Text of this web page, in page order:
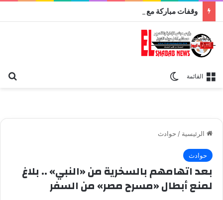
القائمة
الرئيسية / حوادث
حوادث
بعد اتهامهم بالسخرية من «النبي» .. بلاغ
لمنع أبطال «مسرح مصر» من السفر